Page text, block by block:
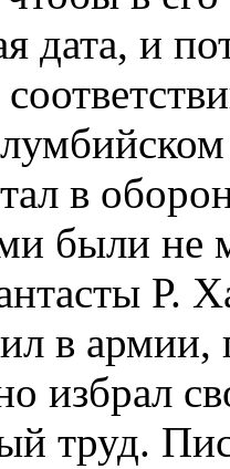
дата, и
в
были не
Р.
в армии,
избрал
труд.